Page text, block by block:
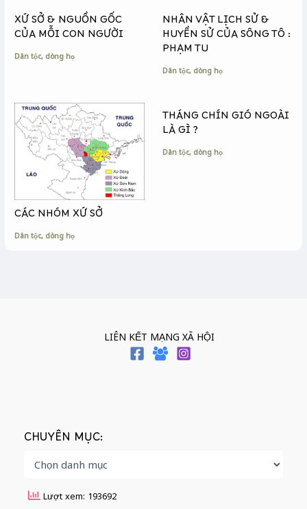
k
e
r
k
XỨ SỞ & NGUỒN GỐC
CỦA MỖI CON NGƯỜI
Dân tộc, dòng họ
NHÂN VẬT LỊCH SỬ &
HUYỀN SỬ CỦA SÔNG TÔ :
PHẠM TU
Dân tộc, dòng họ
CÁC NHÓM XỨ SỞ
Dân tộc, dòng họ
THÁNG CHÍN GIÓ NGOÀI
LÀ GÌ ?
Dân tộc, dòng họ
LIÊN KẾT MẠNG XÃ HỘI
CHUYÊN MỤC:
Lượt xem: 193692